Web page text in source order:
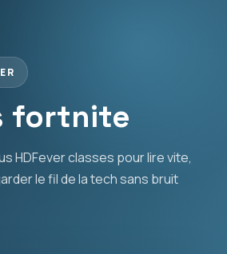
fortnite
HDFever classes pour lire vite,
le fil de la tech sans bruit